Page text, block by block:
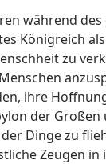
während des
Königreich
zu
ihre
der
Dinge zu
Zeugen in